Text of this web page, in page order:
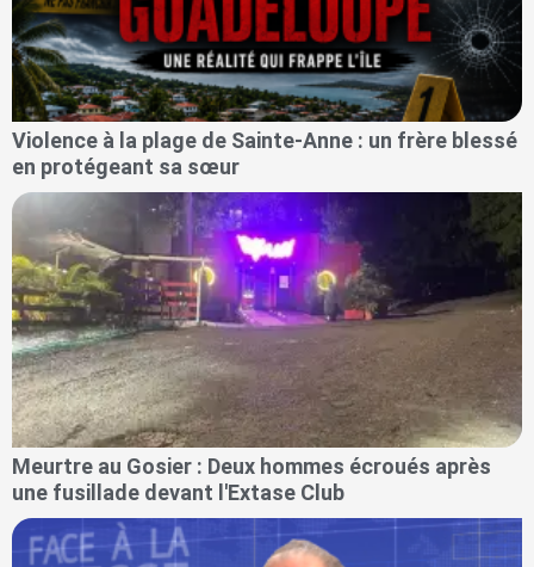
Violence à la plage de Sainte-Anne : un frère blessé
en protégeant sa sœur
Meurtre au Gosier : Deux hommes écroués après
une fusillade devant l'Extase Club